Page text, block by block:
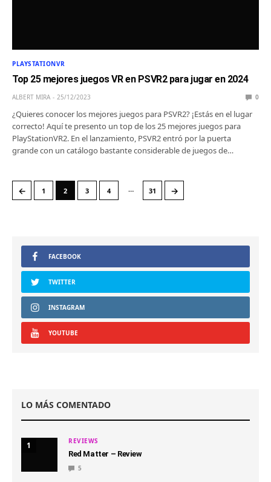
PLAYSTATIONVR
Top 25 mejores juegos VR en PSVR2 para jugar en 2024
ALBERT MIRA 25/12/2023 0
¿Quieres conocer los mejores juegos para PSVR2? ¡Estás en el lugar
correcto! Aquí te presento un top de los 25 mejores juegos para
PlayStationVR2. En el lanzamiento, PSVR2 entró por la puerta
grande con un catálogo bastante considerable de juegos de…
← 1 2 3 4 … 31 →
FACEBOOK
TWITTER
INSTAGRAM
YOUTUBE
LO MÁS COMENTADO
1 REVIEWS
Red Matter – Review
5